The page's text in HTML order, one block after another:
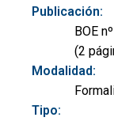
Publicación:
BOE
(2
Modalidad:
Tipo: